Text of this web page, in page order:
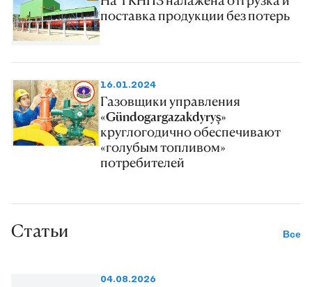
поставка продукции без потерь
16.01.2024
Газовщики управления
«Gündogargazakdyryş»
круглогодично обеспечивают
«голубым топливом»
потребителей
Статьи Все
04.08.2026